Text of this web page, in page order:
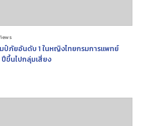
มป์ภัยอันดับ 1 ในหญิงไทยกรมการแพทย์
ขึ้นไปกลุ่มเสี่ยง